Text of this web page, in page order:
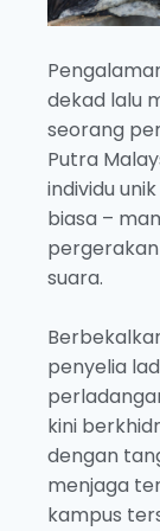
dekad lalu
seorang
Putra
individu
biasa –
suara.
penyelia
kini
dengan
menjaga
kampus